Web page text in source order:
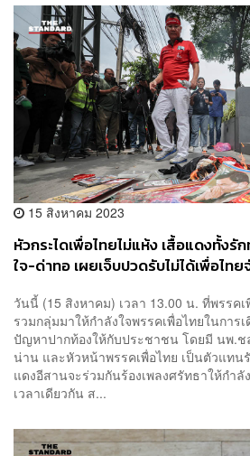
15 สิงหาคม 2023
หัวกระไดเพื่อไทยไม่แห้ง เสื้อแดงทั้งรั
ใจ-ด่าทอ เผยเจ็บปวดรับไม่ได้เพื่อไท
วันนี้ (15 สิงหาคม)​ เวลา 13.00 น. ที่พรรค
รวมกลุ่มมาให้กำลังใจพรรคเพื่อไทยในการ
ปัญหาปากท้องให้กับประชาชน โดยมี นพ.
น่าน และหัวหน้าพรรคเพื่อไทย เป็นตัวแทน
แดงอีสานจะร่วมกันร้องเพลงศรัทธาให้กำ
เวลาเดียวกัน ส...